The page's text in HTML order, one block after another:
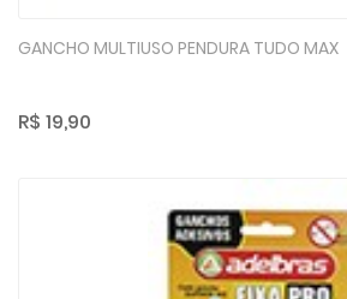
GANCHO MULTIUSO PENDURA TUDO MAX
R$ 19,90